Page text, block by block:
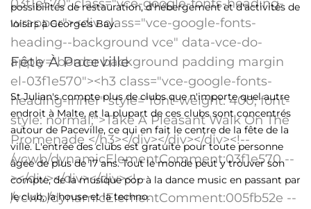
possibilités de restauration, d'hébergement et d'activités de
loisirs à George's Bay.
Fête À Paceville
St Julian's compte plus de clubs que n'importe quel autre
endroit à Malte, et la plupart de ces clubs sont concentrés
autour de Paceville, ce qui en fait le centre de la fête de la
ville. L'entrée des clubs est gratuite pour toute personne
âgée de plus de 17 ans. Tout le monde peut y trouver son
compte, de la musique pop à la dance music en passant par
le club, la house et la techno.